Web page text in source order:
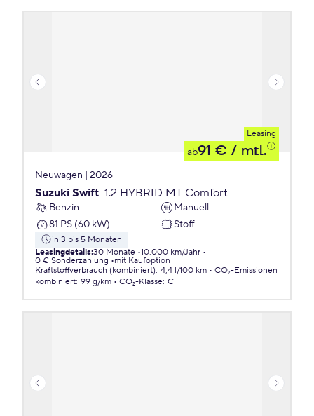
Leasing
ab91 € / mtl.
Neuwagen | 2026
Suzuki Swift 1.2 HYBRID MT Comfort
Benzin
Manuell
81 PS (60 kW)
Stoff
in 3 bis 5 Monaten
Leasingdetails:30 Monate 10.000 km/Jahr
0 € Sonderzahlung
mit Kaufoption
Kraftstoffverbrauch (kombiniert): 4,4 l/100 km
CO₂-Emissionen
kombiniert: 99 g/km CO₂-Klasse: C